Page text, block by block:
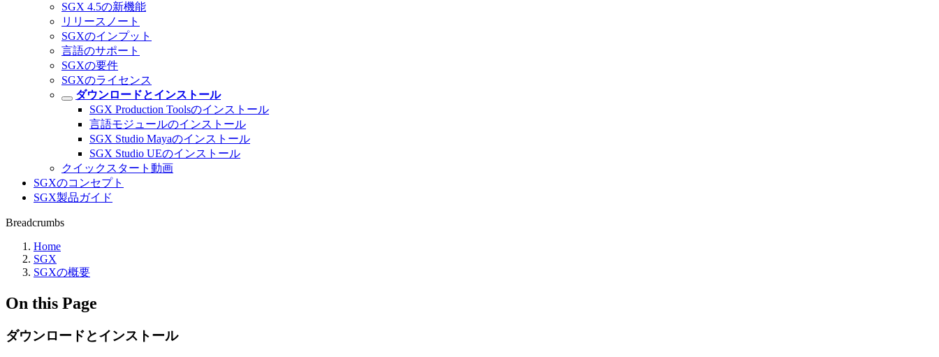
SGX 4.5の新機能
リリースノート
SGXのインプット
言語のサポート
SGXの要件
SGXのライセンス
ダウンロードとインストール
SGX Production Toolsのインストール
言語モジュールのインストール
SGX Studio Mayaのインストール
SGX Studio UEのインストール
クイックスタート動画
SGXのコンセプト
SGX製品ガイド
Breadcrumbs
Home
SGX
SGXの概要
On this Page
ダウンロードとインストール